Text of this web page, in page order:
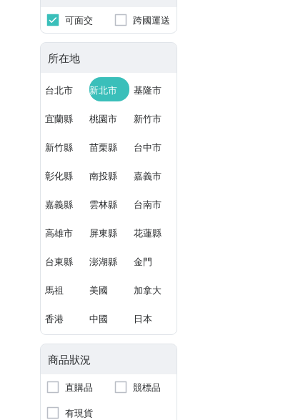
可面交 跨國運送
所在地
台北市 新北市 基隆市
宜蘭縣 桃園市 新竹市
新竹縣 苗栗縣 台中市
彰化縣 南投縣 嘉義市
嘉義縣 雲林縣 台南市
高雄市 屏東縣 花蓮縣
台東縣 澎湖縣 金門
馬祖 美國 加拿大
香港 中國 日本
商品狀況
直購品
競標品
有現貨